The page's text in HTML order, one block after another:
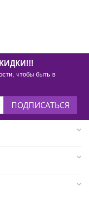
чтобы быть в
ПОДПИСАТЬСЯ